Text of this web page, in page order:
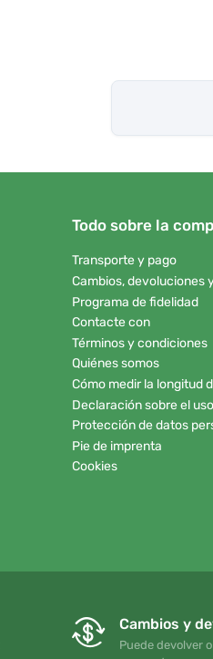
Todo sobre la
Transporte y pago
Cambios, devoluciones
Programa de fidelidad
Contacte con
Términos y condiciones
Quiénes somos
Cómo medir la longitud
Declaración sobre el
Protección de datos
Pie de imprenta
Cookies
Cambios y
Puede devolver